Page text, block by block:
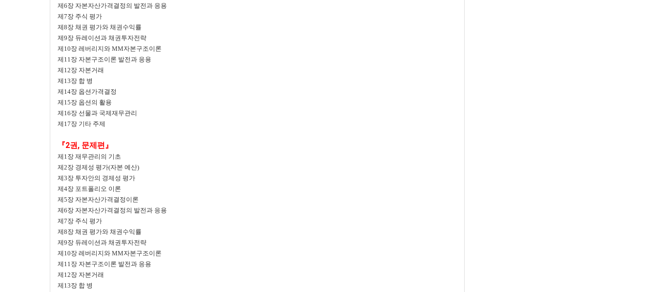
제6장 자본자산가격결정의 발전과 응용
제7장 주식 평가
제8장 채권 평가와 채권수익률
제9장 듀레이션과 채권투자전략
제10장 레버리지와 MM자본구조이론
제11장 자본구조이론 발전과 응용
제12장 자본거래
제13장 합 병
제14장 옵션가격결정
제15장 옵션의 활용
제16장 선물과 국제재무관리
제17장 기타 주제
『2권, 문제편』
제1장 재무관리의 기초
제2장 경제성 평가(자본 예산)
제3장 투자안의 경제성 평가
제4장 포트폴리오 이론
제5장 자본자산가격결정이론
제6장 자본자산가격결정의 발전과 응용
제7장 주식 평가
제8장 채권 평가와 채권수익률
제9장 듀레이션과 채권투자전략
제10장 레버리지와 MM자본구조이론
제11장 자본구조이론 발전과 응용
제12장 자본거래
제13장 합 병